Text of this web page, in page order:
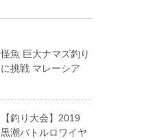
怪魚 巨大ナマズ釣り
に挑戦 マレーシア
【釣り大会】2019
黒潮バトルロワイヤ